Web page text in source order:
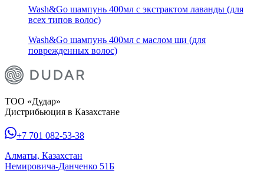
Wash&Go шампунь 400мл с экстрактом лаванды (для
всех типов волос)
Wash&Go шампунь 400мл с маслом ши (для
поврежденных волос)
ТОО «Дудар»
Дистрибьюция в Казахстане
+7 701 082-53-38
Алматы, Казахстан
Немировича-Данченко 51Б